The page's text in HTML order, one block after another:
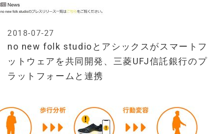
no new folk studioとアシックスがスマートフ
ットウェアを共同開発、三菱UFJ信託銀行のプ
ラットフォームと連携
2018-07-27